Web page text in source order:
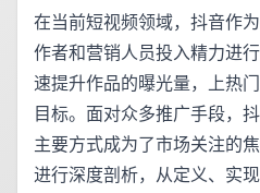
在当前短视频领域，抖音作
作者和营销人员投入精力进
速提升作品的曝光量，上热
目标。面对众多推广手段，
主要方式成为了市场关注的
进行深度剖析，从定义、实